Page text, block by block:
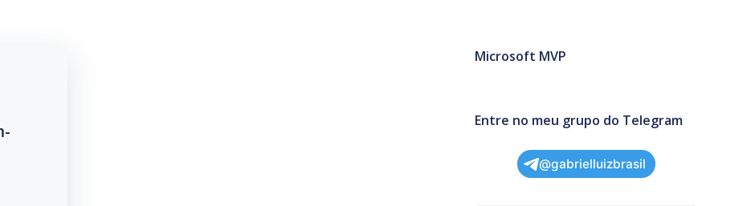
Microsoft MVP
Entre no meu grupo do Telegram
@gabrielluizbrasil